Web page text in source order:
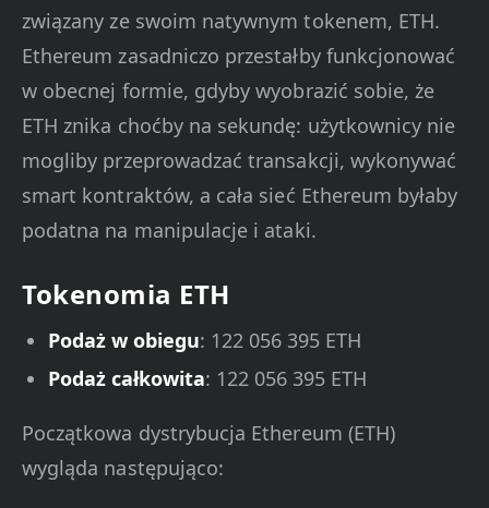
związany ze swoim natywnym tokenem, ETH.
Ethereum zasadniczo przestałby funkcjonować
w obecnej formie, gdyby wyobrazić sobie, że
ETH znika choćby na sekundę: użytkownicy nie
mogliby przeprowadzać transakcji, wykonywać
smart kontraktów, a cała sieć Ethereum byłaby
podatna na manipulacje i ataki.
Tokenomia ETH
Podaż w obiegu: 122 056 395 ETH
Podaż całkowita: 122 056 395 ETH
Początkowa dystrybucja Ethereum (ETH)
wygląda następująco: